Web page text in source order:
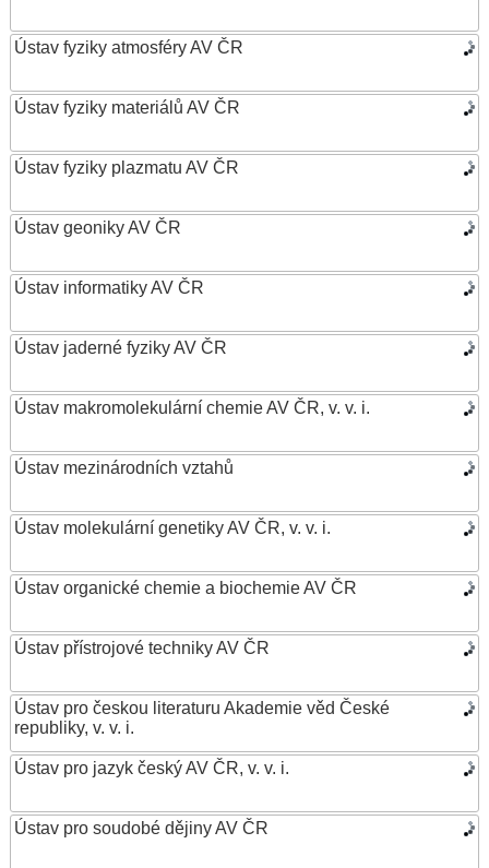
Ústav fyziky atmosféry AV ČR
Ústav fyziky materiálů AV ČR
Ústav fyziky plazmatu AV ČR
Ústav geoniky AV ČR
Ústav informatiky AV ČR
Ústav jaderné fyziky AV ČR
Ústav makromolekulární chemie AV ČR, v. v. i.
Ústav mezinárodních vztahů
Ústav molekulární genetiky AV ČR, v. v. i.
Ústav organické chemie a biochemie AV ČR
Ústav přístrojové techniky AV ČR
Ústav pro českou literaturu Akademie věd České
republiky, v. v. i.
Ústav pro jazyk český AV ČR, v. v. i.
Ústav pro soudobé dějiny AV ČR